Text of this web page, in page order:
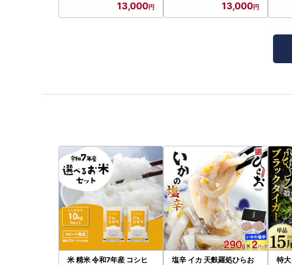
13,000 13,000
米 精米 令和7年産 コシヒ 塩辛 イカ 天麩羅処ひらお 特